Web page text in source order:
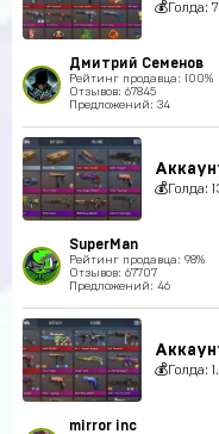
💰Голда:
Дмитрий Семенов
Рейтинг продавца: 100%
Отзывов: 67845
Предложений: 34
💰Голда:
SuperMan
Рейтинг продавца: 98%
Отзывов: 67707
Предложений: 46
💰Голда:
mirror inc